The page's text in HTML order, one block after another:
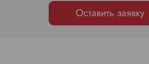
Оставить заявку